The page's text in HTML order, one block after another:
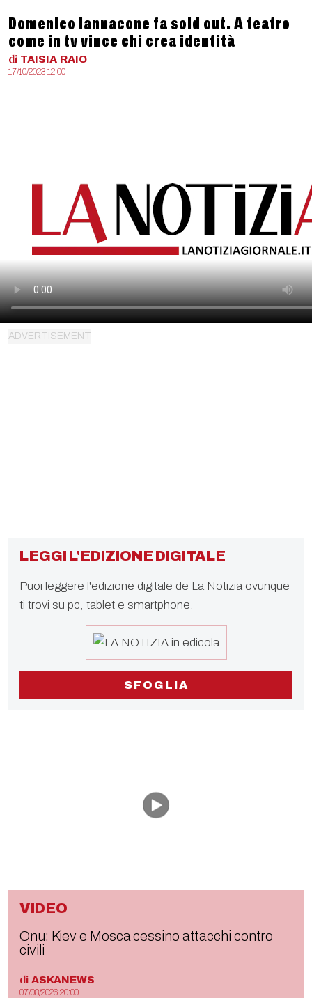
Domenico Iannacone fa sold out. A teatro
come in tv vince chi crea identità
di TAISIA RAIO
17/10/2023 12:00
LEGGI L'EDIZIONE DIGITALE
Puoi leggere l'edizione digitale de La Notizia ovunque
ti trovi su pc, tablet e smartphone.
SFOGLIA
VIDEO
Onu: Kiev e Mosca cessino attacchi contro
civili
di ASKANEWS
07/08/2026 20:00